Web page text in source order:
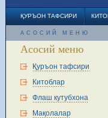
ҚУРЪОН ТАФСИРИ
АСОСИЙ МЕНЮ
Асосий меню
Қуръон тафсири
Китоблар
Флаш кутубхона
Мақолалар